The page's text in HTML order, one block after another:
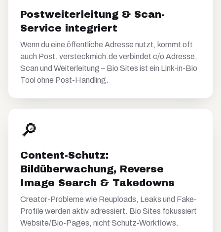
Postweiterleitung & Scan-
Service integriert
Wenn du eine öffentliche Adresse nutzt, kommt oft
auch Post. versteckmich.de verbindet c/o Adresse,
Scan und Weiterleitung – Bio Sites ist ein Link-in-Bio
Tool ohne Post-Handling.
🔎
Content-Schutz:
Bildüberwachung, Reverse
Image Search & Takedowns
Creator-Probleme wie Reuploads, Leaks und Fake-
Profile werden aktiv adressiert. Bio Sites fokussiert
Website/Bio-Pages, nicht Schutz-Workflows.